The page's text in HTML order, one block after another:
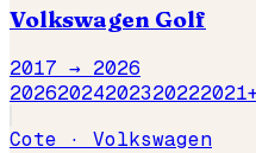
Volkswagen Golf
2017 → 2026
20262024202320222021
Cote · Volkswagen